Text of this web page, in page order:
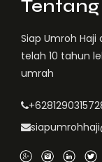
Siap Umroh
telah 10 tahun
umrah